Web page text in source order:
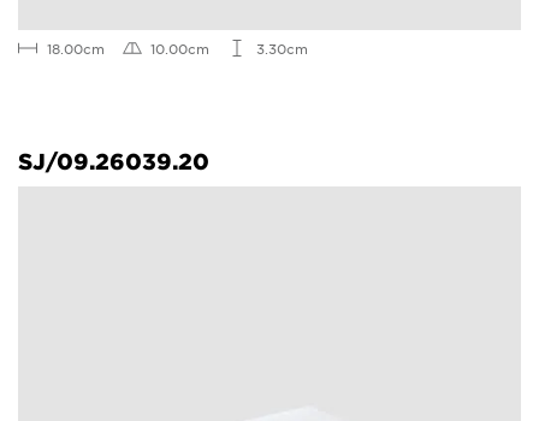
18.00cm 10.00cm 3.30cm
SJ/09.26039.20